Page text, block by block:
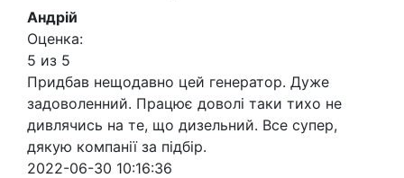
Андрій
Оценка:
5 из 5
Придбав нещодавно цей генератор. Дуже
задоволенний. Працює доволі таки тихо не
дивлячись на те, що дизельний. Все супер,
дякую компанії за підбір.
2022-06-30 10:16:36